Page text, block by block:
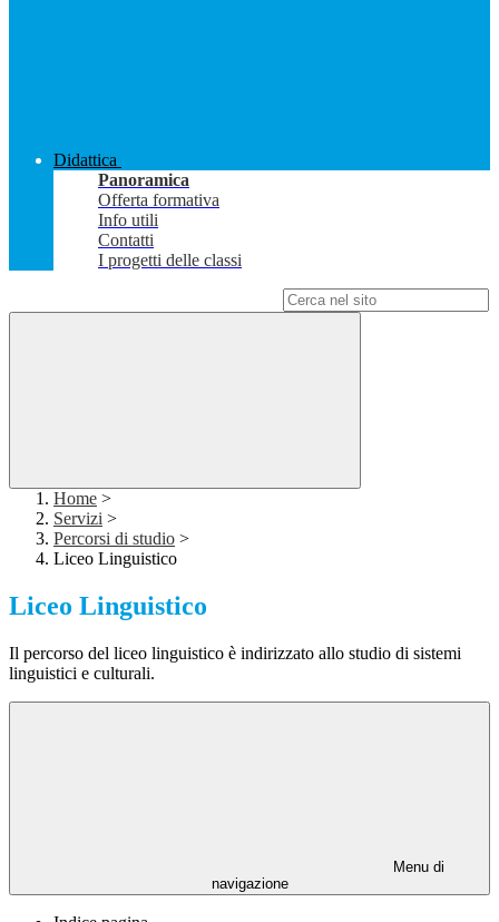
Didattica
Panoramica
Offerta formativa
Info utili
Contatti
I progetti delle classi
Home >
Servizi >
Percorsi di studio >
Liceo Linguistico
Liceo Linguistico
Il percorso del liceo linguistico è indirizzato allo studio di sistemi
linguistici e culturali.
Menu di
navigazione